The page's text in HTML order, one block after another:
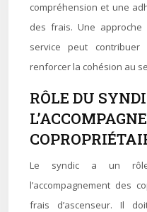
compréhension et une
des frais. Une
service peut
renforcer la cohésion au
RÔLE DU
Le syndic a un
l’accompagnement des
frais d’ascenseur. Il